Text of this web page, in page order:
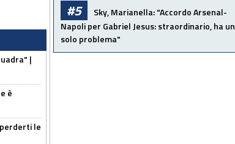
|
è
le
#5
Sky, Marianella: "Accordo Arsenal-
Napoli per Gabriel Jesus: straordinario, ha un
solo problema"